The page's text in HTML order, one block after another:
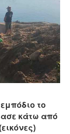
το
κάτω από